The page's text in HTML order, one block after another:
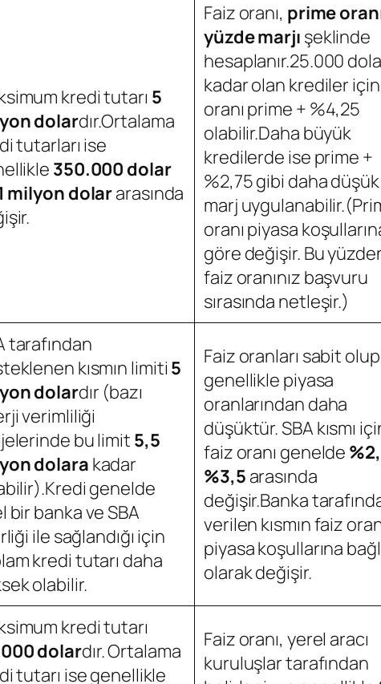
kredi tutarı 5
dolardır.Ortalama
tutarları ise
350.000 dolar
milyon dolararasında
Faiz oranı, prime
yüzde marjı şeklinde
hesaplanır.25.000
kadar olan krediler
oranı prime + %4,25
olabilir.Daha büyük
kredilerde ise prime +
%2,75 gibi daha
marj
oranı piyasa
göre değişir. Bu
faiz oranınız başvuru
sırasında netleşir.)
tarafından
kısmın limiti5
dolardır (bazı
verimliliği
bu limit5,5
dolara kadar
genelde
bir banka ve SBA
ile sağlandığı için
kredi tutarı daha
olabilir.
Faiz oranları sabit olup
genellikle piyasa
oranlarından daha
düşüktür. SBA kısmı
faiz oranı genelde
%3,5 arasında
değişir.Banka
verilen kısmın faiz
piyasa koşullarına
olarak değişir.
kredi tutarı
dolardır. Ortalama
tutarı ise genellikle
Faiz oranı, yerel aracı
kuruluşlar tarafından